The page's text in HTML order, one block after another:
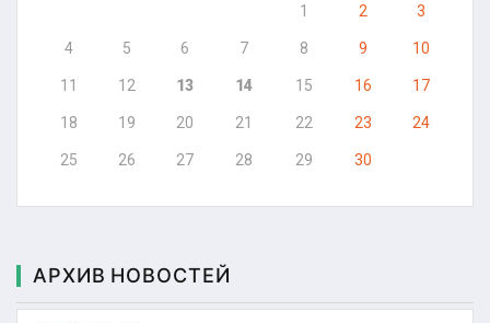
1
2 3
4 5 6 7 8 9 10
11 12 13 14 15 16 17
18 19 20 21 22 23 24
25 26 27 28 29 30
АРХИВ НОВОСТЕЙ